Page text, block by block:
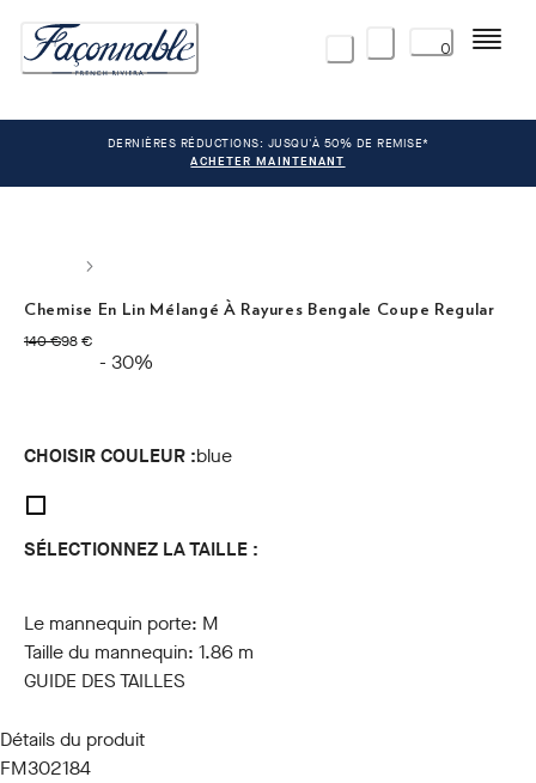
0 Menu
DERNIÈRES RÉDUCTIONS: JUSQU'À 50% DE REMISE*
ACHETER MAINTENANT
Chemise En Lin Mélangé À Rayures Bengale Coupe Regular
140 €
original price 140 €
98 €
current price 98 €
- 30%
CHOISIR COULEUR :blue
SÉLECTIONNEZ LA TAILLE :
Le mannequin porte: M
Taille du mannequin: 1.86 m
GUIDE DES TAILLES
Détails du produit
FM302184